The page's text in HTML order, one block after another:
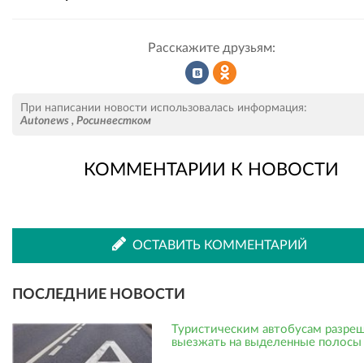
Расскажите друзьям:
во
ВКонтакте
Одноклассниках
При написании новости использовалась информация:
Autonews , Росинвестком
КОММЕНТАРИИ К НОВОСТИ
ОСТАВИТЬ КОММЕНТАРИЙ
ПОСЛЕДНИЕ НОВОСТИ
Туристическим автобусам
выезжать на выделенные полосы